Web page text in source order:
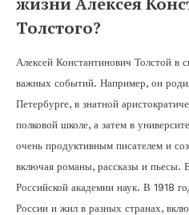
Толстого?
Алексей Константинович Толстой в
важных событий. Например, он
Петербурге, в знатной
полковой школе, а затем в
очень продуктивным писателем и
включая романы, рассказы и пьесы.
Российской академии наук. В 1918
России и жил в разных странах,